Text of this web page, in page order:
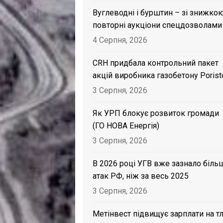
Вуглеводні і бурштин – зі
повторні аукціони спецдозволами
4 Серпня, 2026
CRH придбала контрольний пакет
акцій виробника газобетону
3 Серпня, 2026
Як УРП блокує розвиток громади
(ГО НОВА Енергія)
3 Серпня, 2026
В 2026 році УГВ вже зазнало
атак РФ, ніж за весь 2025
3 Серпня, 2026
Метінвест підвищує зарплати на